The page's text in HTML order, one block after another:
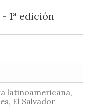
- 1ª edición
latinoamericana,
El Salvador